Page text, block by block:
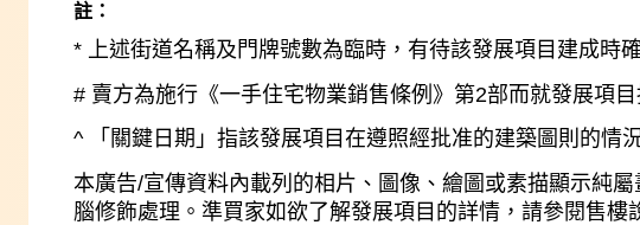
註：
* 上述街道名稱及門牌號數為臨時，有待該發展項目建成時
# 賣方為施行《一手住宅物業銷售條例》第2部而就發展項
^ 「關鍵日期」指該發展項目在遵照經批准的建築圖則的情
本廣告/宣傳資料內載列的相片、圖像、繪圖或素描顯示純
腦修飾處理。準買家如欲了解發展項目的詳情，請參閱售